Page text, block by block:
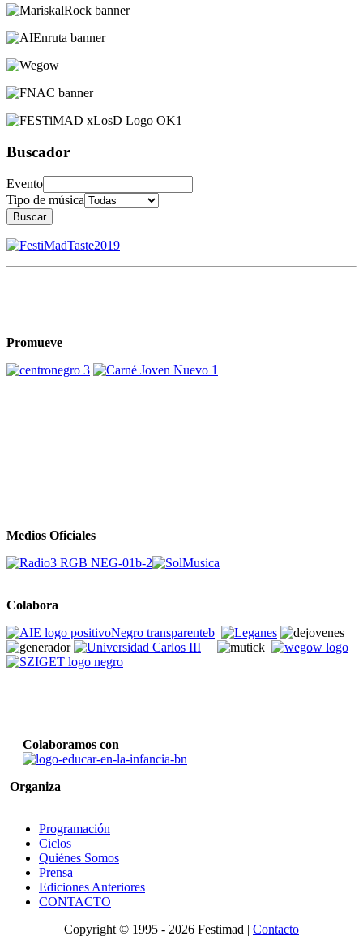
Buscador
Evento
Tipo de música
Buscar
Promueve
Medios Oficiales
Colabora
Colaboramos con
Organiza
Programación
Ciclos
Quiénes Somos
Prensa
Ediciones Anteriores
CONTACTO
Copyright © 1995 - 2026 Festimad | Contacto